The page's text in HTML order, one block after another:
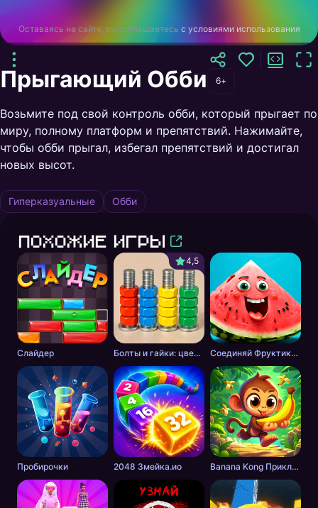
Оставаясь на сайте, вы соглашаетесь с условиями использования
Прыгающий Обби 6+
Возьмите под свой контроль обби, который прыгает по
миру, полному платформ и препятствий. Нажимайте,
чтобы обби прыгал, избегал препятствий и достигал
новых высот.
Гиперказуальные Обби
Похожие игры
Слайдер
4,5
Болты и гайки: цветная сортировка Соединяй Фруктики: Арбуз в 2048!
Пробирочки 2048 Змейка.ио Banana Kong Приключение